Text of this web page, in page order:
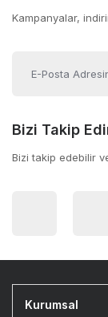
Kampanyalar,
Bizi Takip
Bizi takip edebilir
Kurumsal